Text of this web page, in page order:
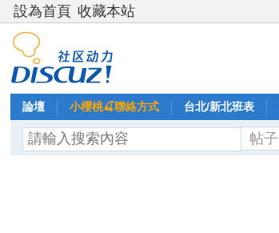
設為首頁 收藏本站
論壇 小櫻桃🍒聯絡方式 台北/新北班表
帖子